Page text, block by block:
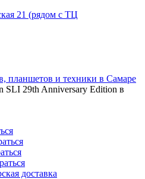
21 (рядом с ТЦ
планшетов и техники в Самаре
SLI 29th Anniversary Edition в
доставка